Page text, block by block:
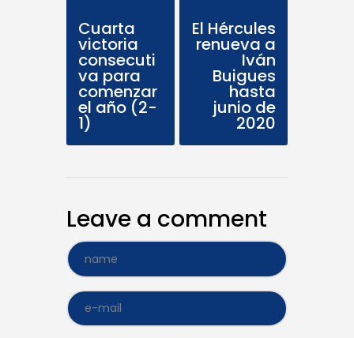
Cuarta
victoria
consecuti
va para
comenzar
el año (2-
1)
El Hércules
renueva a
Iván
Buigues
hasta
junio de
2020
Leave a comment